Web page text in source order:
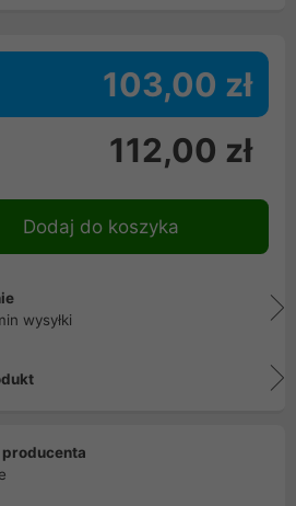
103,00 zł
112,00 zł
Dodaj do koszyka
wysyłki